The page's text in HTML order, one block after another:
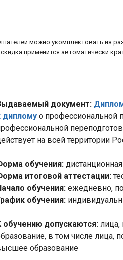
можно укомплектовать из
применится автоматически
документ:
диплому о профессиональной
на всей территории
обучения:
итоговой аттестации:
обучения: ежедневно,
обучения:
обучению допускаются:
в том числе лица,
образование